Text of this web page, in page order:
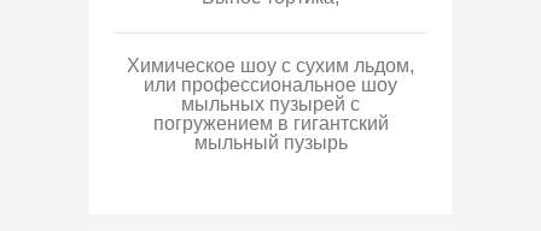
Химическое шоу с сухим льдом,
или профессиональное шоу
мыльных пузырей с
погружением в гигантский
мыльный пузырь